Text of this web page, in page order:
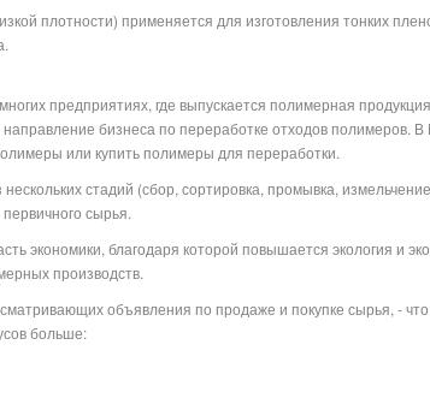
плотности) применяется для изготовления тонких
предприятиях, где выпускается полимерная
бизнеса по переработке отходов полимеров.
или купить полимеры для переработки.
стадий (сбор, сортировка, промывка,
сырья.
экономики, благодаря которой повышается экология и
производств.
объявления по продаже и покупке сырья, -
больше: